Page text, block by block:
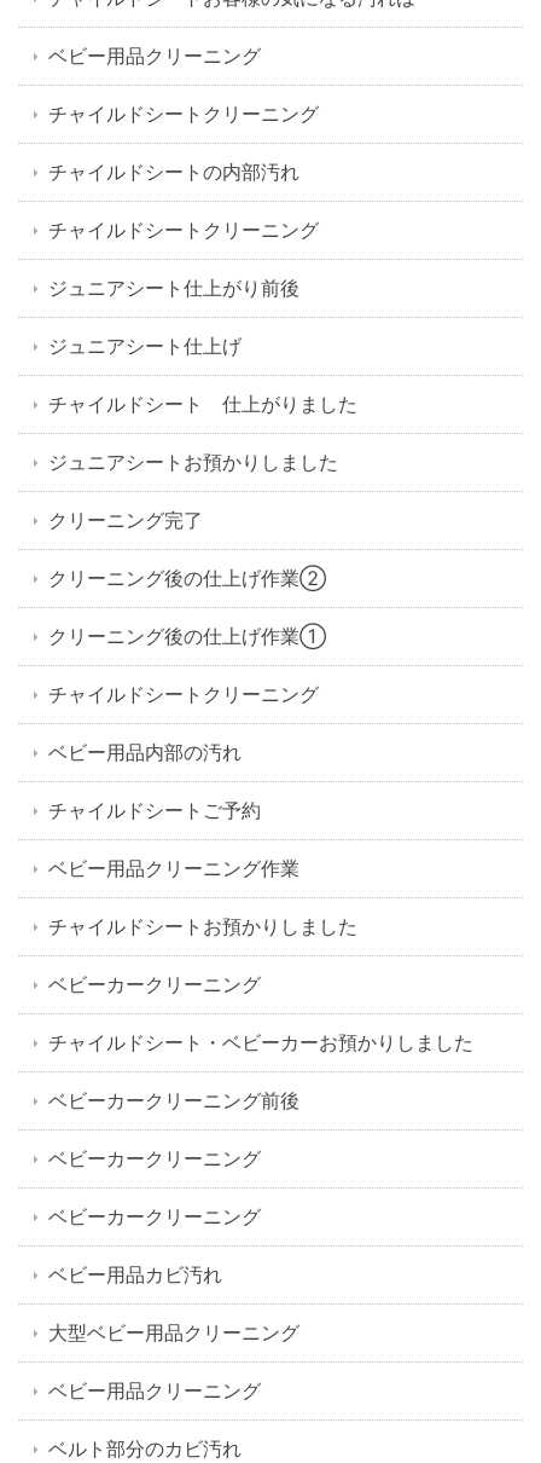
ベビー用品クリーニング
チャイルドシートクリーニング
チャイルドシートの内部汚れ
チャイルドシートクリーニング
ジュニアシート仕上がり前後
ジュニアシート仕上げ
チャイルドシート 仕上がりました
ジュニアシートお預かりしました
クリーニング完了
クリーニング後の仕上げ作業②
クリーニング後の仕上げ作業①
チャイルドシートクリーニング
ベビー用品内部の汚れ
チャイルドシートご予約
ベビー用品クリーニング作業
チャイルドシートお預かりしました
ベビーカークリーニング
チャイルドシート・ベビーカーお預かりしました
ベビーカークリーニング前後
ベビーカークリーニング
ベビーカークリーニング
ベビー用品カビ汚れ
大型ベビー用品クリーニング
ベビー用品クリーニング
ベルト部分のカビ汚れ